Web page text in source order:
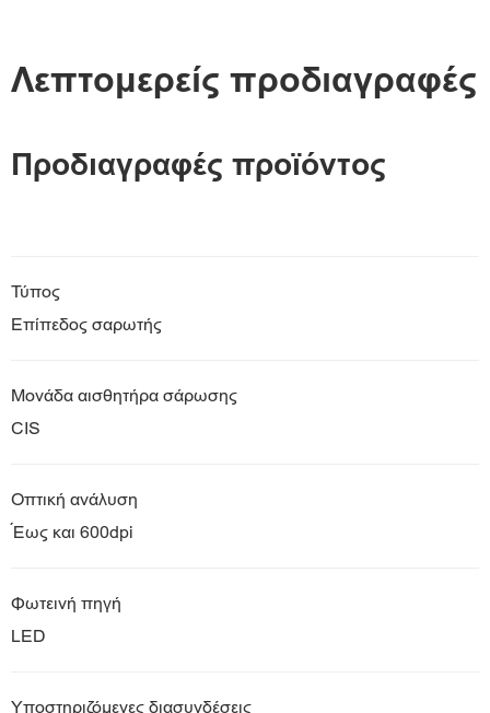
Λήψη PDF
Λεπτομερείς προδιαγραφές
Προδιαγραφές προϊόντος
Τύπος
Επίπεδος σαρωτής
Μονάδα αισθητήρα σάρωσης
CIS
Οπτική ανάλυση
Έως και 600dpi
Φωτεινή πηγή
LED
Υποστηριζόμενες διασυνδέσεις